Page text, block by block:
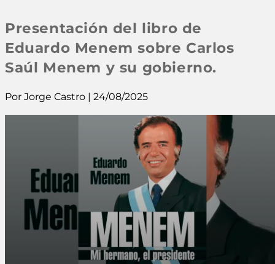
Presentación del libro de
Eduardo Menem sobre Carlos
Saúl Menem y su gobierno.
Por Jorge Castro | 24/08/2025